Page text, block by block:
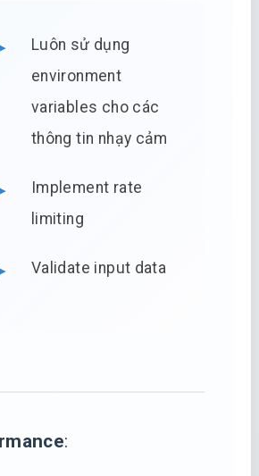
Luôn sử dụng
environment
variables cho các
thông tin nhạy cảm
Implement rate
limiting
Validate input data
: